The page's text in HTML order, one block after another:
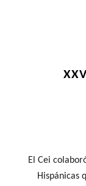
El Cei
Hispánicas